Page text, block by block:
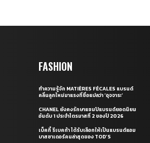
FASHION
ทำความรู้จัก MATIÈRES FÉCALES แบรนด์
คลื่นลูกใหม่มาแรงที่ชื่อแปลว่า ‘อุจจาระ’
CHANEL ยังคงรักษาแชมป์แบรนด์ยอดนิยม
อันดับ 1 ประจำไตรมาสที่ 2 ของปี 2026
เบ็คกี้ รีเบคก้า ได้รับเลือกให้เป็นแบรนด์แอม
บาสซาเดอร์คนล่าสุดของ TOD’S